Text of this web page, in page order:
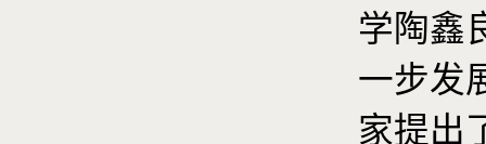
学陶鑫
一步发
家提出